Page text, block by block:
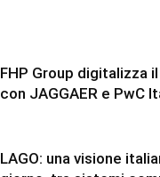
FHP Group digitalizza
con JAGGAER e PwC
LAGO: una visione